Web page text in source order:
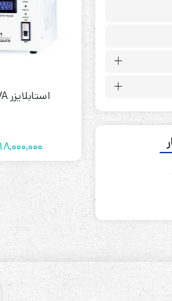
روش های تخلیه
استابلایزر ZTY 2KVA
18,000,000